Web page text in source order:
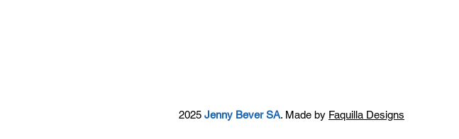
2025 Jenny Bever SA. Made by Faquilla Designs